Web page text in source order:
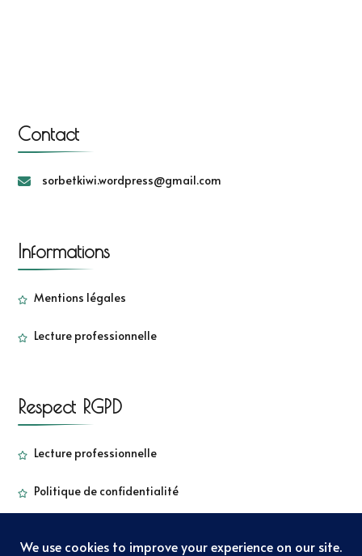
Contact
sorbetkiwi.wordpress@gmail.com
Informations
Mentions légales
Lecture professionnelle
Respect RGPD
Lecture professionnelle
Politique de confidentialité